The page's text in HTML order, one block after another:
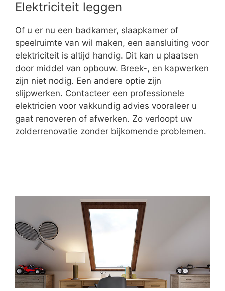
Elektriciteit leggen
Of u er nu een badkamer, slaapkamer of
speelruimte van wil maken, een aansluiting voor
elektriciteit is altijd handig. Dit kan u plaatsen
door middel van opbouw. Breek-, en kapwerken
zijn niet nodig. Een andere optie zijn
slijpwerken. Contacteer een professionele
elektricien voor vakkundig advies vooraleer u
gaat renoveren of afwerken. Zo verloopt uw
zolderrenovatie zonder bijkomende problemen.